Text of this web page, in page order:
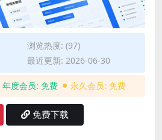
浏览热度: (97)
最近更新: 2026-06-30
年度会员: 免费 永久会员: 免费
免费下载